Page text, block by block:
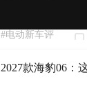
#电动新车评
2027款海豹06：